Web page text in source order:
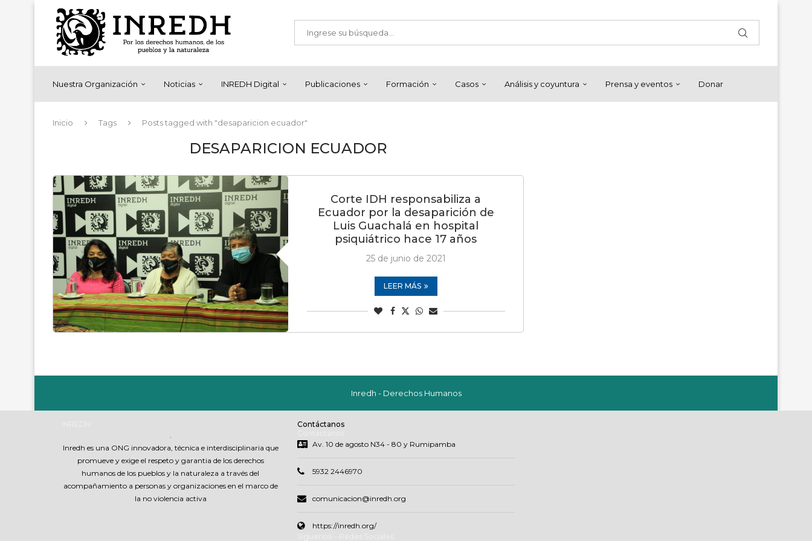
Nuestra Organización Noticias INREDH Digital Publicaciones Formación Casos Análisis y coyuntura Prensa y eventos Donar
Inicio Tags Posts tagged with "desaparicion ecuador"
DESAPARICION ECUADOR
Corte IDH responsabiliza a
Ecuador por la desaparición de
Luis Guachalá en hospital
psiquiátrico hace 17 años
25 de junio de 2021
LEER MÁS
Inredh - Derechos Humanos
.
Inredh es una ONG innovadora, técnica e interdisciplinaria que
promueve y exige el respeto y garantia de los derechos
humanos de los pueblos y la naturaleza a través del
acompañamiento a personas y organizaciones en el marco de
la no violencia activa
Contáctanos
Av. 10 de agosto N34 - 80 y Rumipamba
5932 2446970
comunicacion@inredh.org
https://inredh.org/